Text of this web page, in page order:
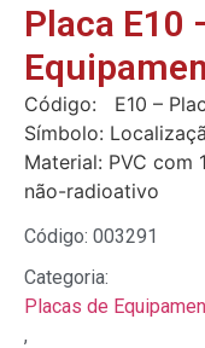
Placa E10
Código: E10 –
Símbolo:
Material: PVC com
não-radioativo
Código: 003291
Categoria:
Placas de
,